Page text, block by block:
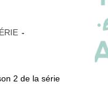
2 de la série